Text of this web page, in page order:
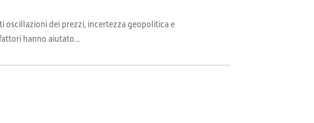
oscillazioni dei prezzi, incertezza geopolitica e
hanno aiutato...